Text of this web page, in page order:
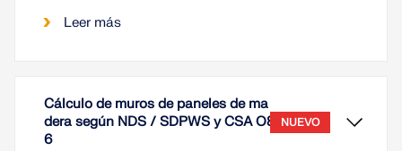
Leer más
Cálculo de muros de paneles de ma
dera según NDS / SDPWS y CSA O8
6
NUEVO